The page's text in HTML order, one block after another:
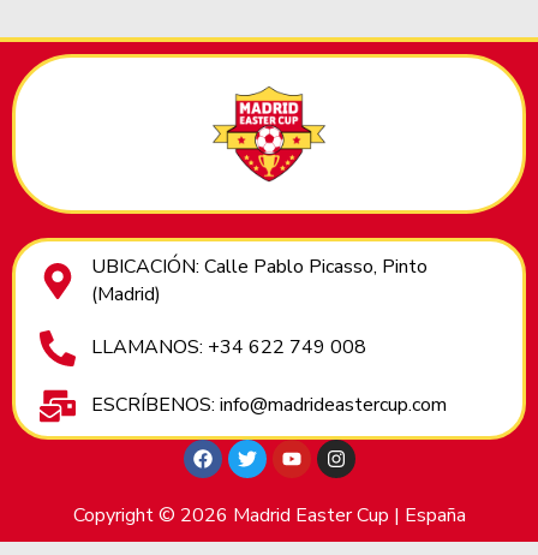
UBICACIÓN: Calle Pablo Picasso, Pinto
(Madrid)
LLAMANOS: +34 622 749 008
ESCRÍBENOS: info@madrideastercup.com
Copyright © 2026 Madrid Easter Cup | España